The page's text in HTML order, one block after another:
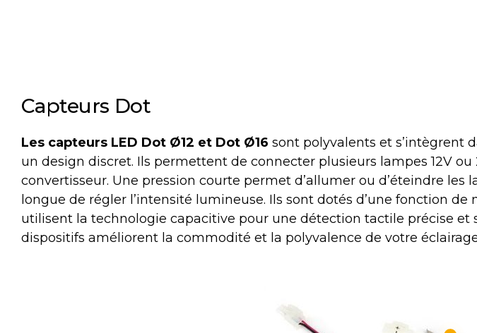
Capteurs Dot
Les capteurs LED Dot Ø12 et Dot Ø16 sont polyvalents et s’intègrent
un design discret. Ils permettent de connecter plusieurs lampes 12V ou
convertisseur. Une pression courte permet d’allumer ou d’éteindre les
longue de régler l’intensité lumineuse. Ils sont dotés d’une fonction de
utilisent la technologie capacitive pour une détection tactile précise et
dispositifs améliorent la commodité et la polyvalence de votre